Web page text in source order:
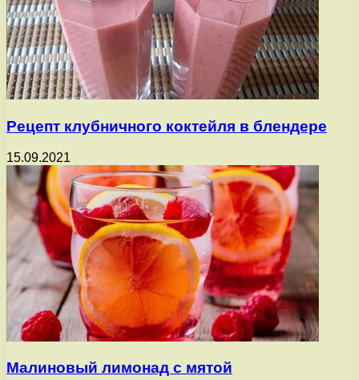
Рецепт клубничного коктейля в блендере
15.09.2021
Малиновый лимонад с мятой